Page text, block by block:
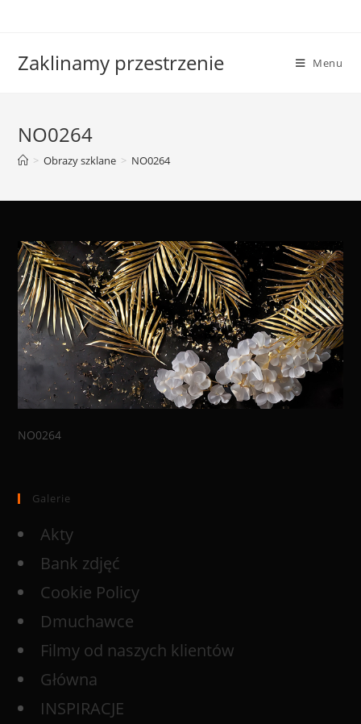
Zaklinamy przestrzenie Menu
NO0264
> Obrazy szklane > NO0264
NO0264
Galerie
Akty
Bank zdjęć
Cookie Policy
Dmuchawce
Filmy od naszych klientów
Główna
INSPIRACJE